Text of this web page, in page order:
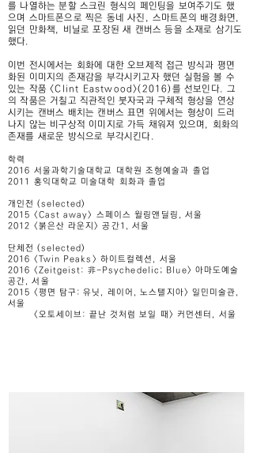
를 나열하는 분할 스크린 형식의 페인팅을 보여주기도 했
으며 스마트폰으로 찍은 동네 사진, 스마트폰의 배경화면,
읽던 만화책, 비닐로 포장된 새 캔버스 등을 소재로 삼기도
했다.
이번 전시에서는 회화에 대한 오브제적 접근 방식과 평면
화된 이미지의 존재감을 부각시키고자 했던 실험을 볼 수
있는 작품 <Clint Eastwood>(2016)를 선보인다. 그
의 작품은 거칠고 직관적인 붓자국과 구체적 형상을 연상
시키는 캔버스 배치는 캔버스 표면 위에서는 형상이 드러
나지 않는 비구상적 이미지로 가득 채워져 있으며, 회화의
존재를 새로운 방식으로 부각시킨다.
학력
2016 서울과학기술대학교 대학원 조형예술과 졸업
2011 홍익대학교 미술대학 회화과 졸업
개인전 (selected)
2015 <Cast away> 스페이스 윌링앤딜링, 서울
2012 <붉은산 라운지> 공간1, 서울
단체전 (selected)
2016 <Twin Peaks> 하이트컬렉션, 서울
2016 <Zeitgeist: 非-Psychedelic; Blue> 아마도예술
공간, 서울
2015 <평면 탐구: 유닛, 레이어, 노스탤지아> 일민미술관,
서울
<오토세이브: 끝난 것처럼 보일 때> 커먼센터, 서울